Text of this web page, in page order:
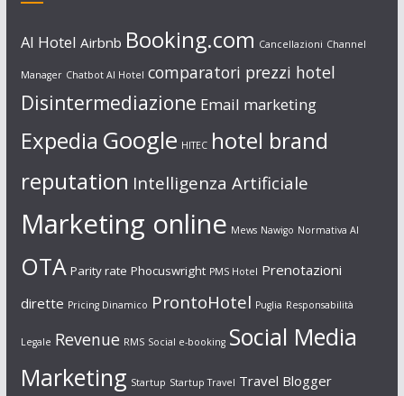
AI Hotel Airbnb Booking.com Cancellazioni Channel
Manager Chatbot AI Hotel comparatori prezzi hotel
Disintermediazione Email marketing
Expedia Google HITEC hotel brand
reputation Intelligenza Artificiale
Marketing online Mews Nawigo Normativa AI
OTA Parity rate Phocuswright PMS Hotel Prenotazioni
dirette Pricing Dinamico ProntoHotel Puglia Responsabilità
Legale Revenue RMS Social e-booking Social Media
Marketing Startup Startup Travel Travel Blogger